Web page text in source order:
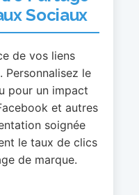
Sociaux
de vos liens
le
pour un impact
et autres
soignée
le taux de clics
de marque.